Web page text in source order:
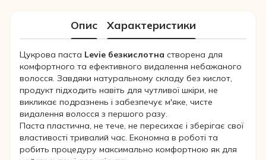
Опис Характеристики
Цукрова паста Levie безкислотна створена для
комфортного та ефективного видалення небажаного
волосся. Завдяки натуральному складу без кислот,
продукт підходить навіть для чутливої шкіри, не
викликає подразнень і забезпечує м'яке, чисте
видалення волосся з першого разу.
Паста пластична, не тече, не пересихає і зберігає свої
властивості тривалий час. Економна в роботі та
робить процедуру максимально комфортною як для